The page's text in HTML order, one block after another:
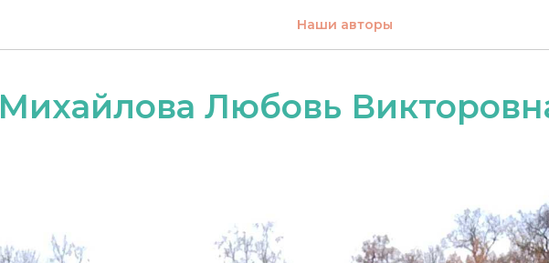
Наши авторы
Михайлова Любовь